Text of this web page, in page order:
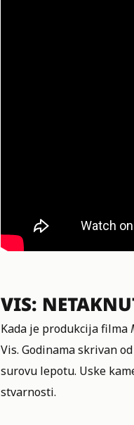
VIS:
Kada je produkcija filma
Vis. Godinama skrivan
surovu lepotu. Uske
stvarnosti.